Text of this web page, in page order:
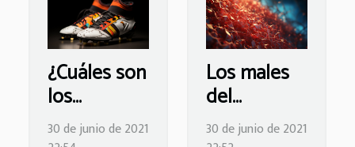
¿Cuáles son
los
beneficios
30 de junio de 2021
Los males
del
colesterol y
30 de junio de 2021